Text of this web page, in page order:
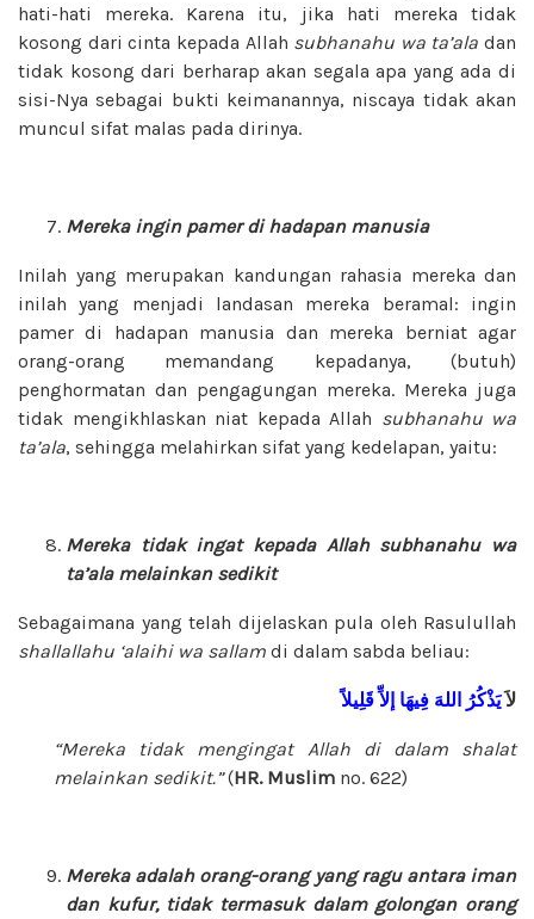
hati-hati mereka. Karena itu, jika hati mereka tidak
kosong dari cinta kepada Allah subhanahu wa ta’ala dan
tidak kosong dari berharap akan segala apa yang ada di
sisi-Nya sebagai bukti keimanannya, niscaya tidak akan
muncul sifat malas pada dirinya.
Mereka ingin pamer di hadapan manusia
Inilah yang merupakan kandungan rahasia mereka dan
inilah yang menjadi landasan mereka beramal: ingin
pamer di hadapan manusia dan mereka berniat agar
orang-orang memandang kepadanya, (butuh)
penghormatan dan pengagungan mereka. Mereka juga
tidak mengikhlaskan niat kepada Allah subhanahu wa
ta’ala, sehingga melahirkan sifat yang kedelapan, yaitu:
Mereka tidak ingat kepada Allah subhanahu wa
ta’ala melainkan sedikit
Sebagaimana yang telah dijelaskan pula oleh Rasulullah
shallallahu ‘alaihi wa sallam di dalam sabda beliau:
ل يَذْكُرُ اللهَ فِيهَا إلاِّ قَلِيلاً
“Mereka tidak mengingat Allah di dalam shalat
melainkan sedikit.”(HR. Muslim no. 622)
Mereka adalah orang-orang yang ragu antara iman
dan kufur, tidak termasuk dalam golongan orang